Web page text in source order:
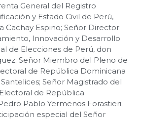
General del Registro
y Estado Civil de Perú,
Cachay Espino; Señor Director
Innovación y Desarrollo
de Elecciones de Perú, don
Señor Miembro del Pleno de
de República Dominicana
Señor Magistrado del
de República
Pablo Yermenos Forastieri;
especial del Señor